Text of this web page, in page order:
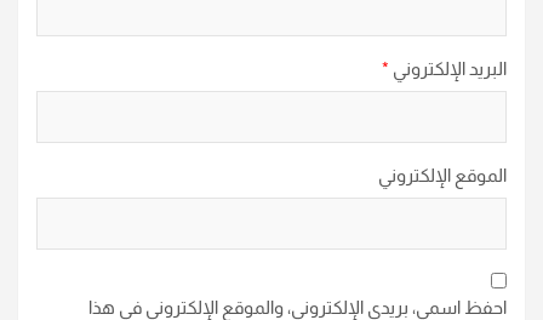
البريد الإلكتروني *
الموقع الإلكتروني
احفظ اسمي، بريدي الإلكتروني، والموقع الإلكتروني في هذا